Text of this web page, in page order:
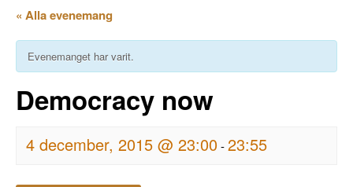
« Alla evenemang
Evenemanget har varit.
Democracy now
4 december, 2015 @ 23:00-23:55